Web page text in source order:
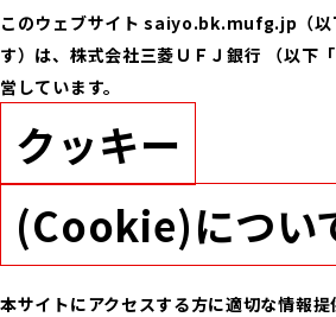
このウェブサイト saiyo.bk.mufg.jp（以
す）は、株式会社三菱ＵＦＪ銀行 （以下
営しています。
クッキー
(Cookie)につい
本サイトにアクセスする方に適切な情報